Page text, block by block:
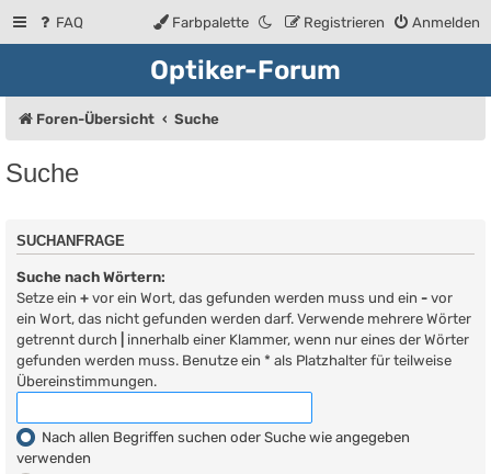
FAQ Anmelden
Registrieren
Farbpalette
Optiker-Forum
Foren-Übersicht Suche
Suche
SUCHANFRAGE
Suche nach Wörtern:
Setze ein + vor ein Wort, das gefunden werden muss und ein - vor
ein Wort, das nicht gefunden werden darf. Verwende mehrere Wörter
getrennt durch
innerhalb einer Klammer, wenn nur eines der Wörter
gefunden werden muss. Benutze ein * als Platzhalter für teilweise
Übereinstimmungen.
Nach allen Begriffen suchen oder Suche wie angegeben
verwenden